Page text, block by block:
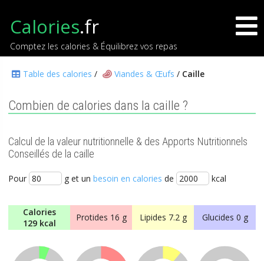
Calories.fr
Comptez les calories & Équilibrez vos repas
Table des calories / Viandes & Œufs / Caille
Combien de calories dans la caille ?
Calcul de la valeur nutritionnelle & des Apports Nutritionnels
Conseillés de la caille
Pour g et un besoin en calories de kcal
Calories
129 kcal
Protides 16 g Lipides 7.2 g Glucides 0 g